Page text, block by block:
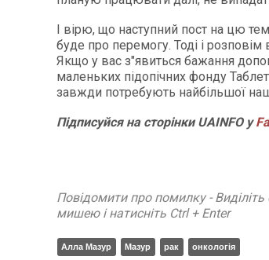
І вірю, що наступний пост на цю
буде про перемогу. Тоді і
Якщо у вас з"явиться бажання
маленьких підопічних фонду
завжди потребують найбільшої
Підписуйся на сторінки UAINFO у
Повідомити про помилку -
мишею і натисніть Ctrl + Enter
Алла Мазур Мазур рак онкологія